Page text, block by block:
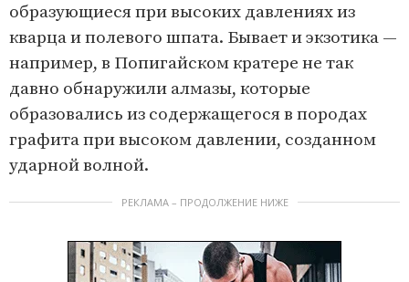
образующиеся при высоких давлениях из
кварца и полевого шпата. Бывает и экзотика —
например, в Попигайском кратере не так
давно обнаружили алмазы, которые
образовались из содержащегося в породах
графита при высоком давлении, созданном
ударной волной.
РЕКЛАМА – ПРОДОЛЖЕНИЕ НИЖЕ